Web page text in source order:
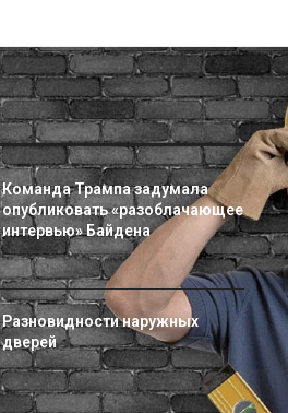
Команда Трампа задумала
опубликовать «разоблачающее
интервью» Байдена
Разновидности наружных
дверей